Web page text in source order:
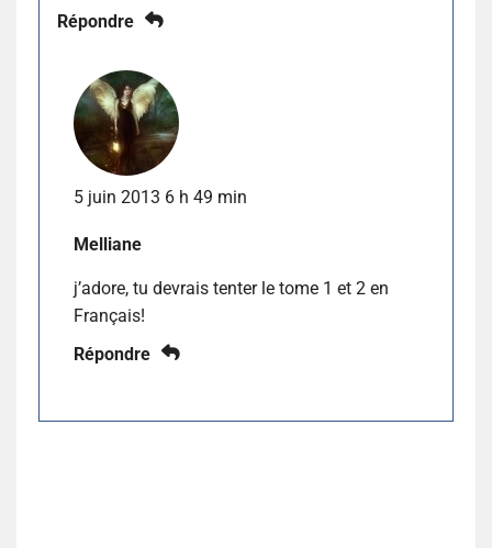
Répondre
5 juin 2013 6 h 49 min
Melliane
j’adore, tu devrais tenter le tome 1 et 2 en
Français!
Répondre